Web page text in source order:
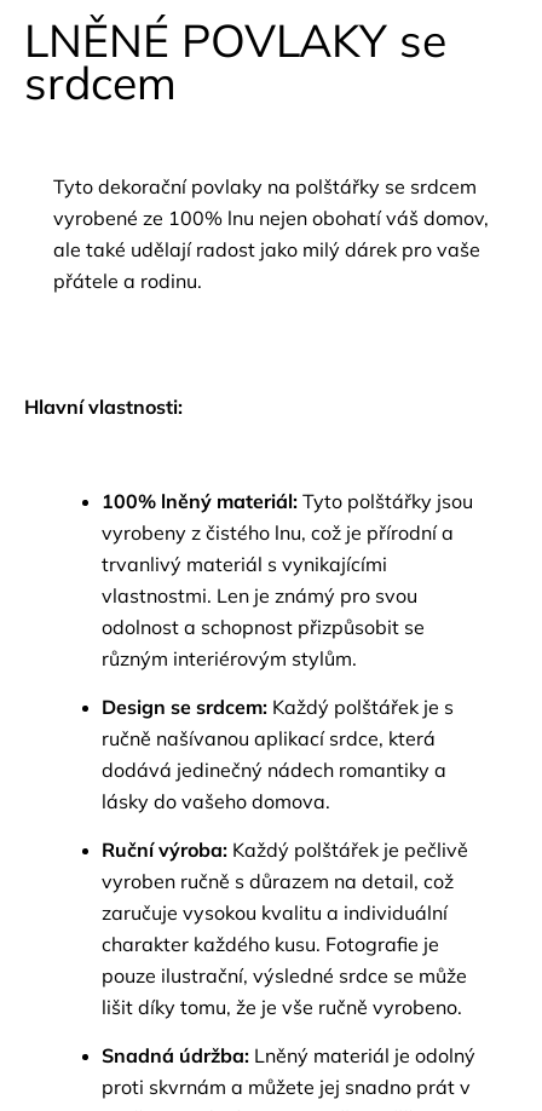
LNĚNÉ POVLAKY se
srdcem
Tyto dekorační povlaky na polštářky se srdcem
vyrobené ze 100% lnu nejen obohatí váš domov,
ale také udělají radost jako milý dárek pro vaše
přátele a rodinu.
Hlavní vlastnosti:
100% lněný materiál: Tyto polštářky jsou
vyrobeny z čistého lnu, což je přírodní a
trvanlivý materiál s vynikajícími
vlastnostmi. Len je známý pro svou
odolnost a schopnost přizpůsobit se
různým interiérovým stylům.
Design se srdcem: Každý polštářek je s
ručně našívanou aplikací srdce, která
dodává jedinečný nádech romantiky a
lásky do vašeho domova.
Ruční výroba: Každý polštářek je pečlivě
vyroben ručně s důrazem na detail, což
zaručuje vysokou kvalitu a individuální
charakter každého kusu. Fotografie je
pouze ilustrační, výsledné srdce se může
lišit díky tomu, že je vše ručně vyrobeno.
Snadná údržba: Lněný materiál je odolný
proti skvrnám a můžete jej snadno prát v